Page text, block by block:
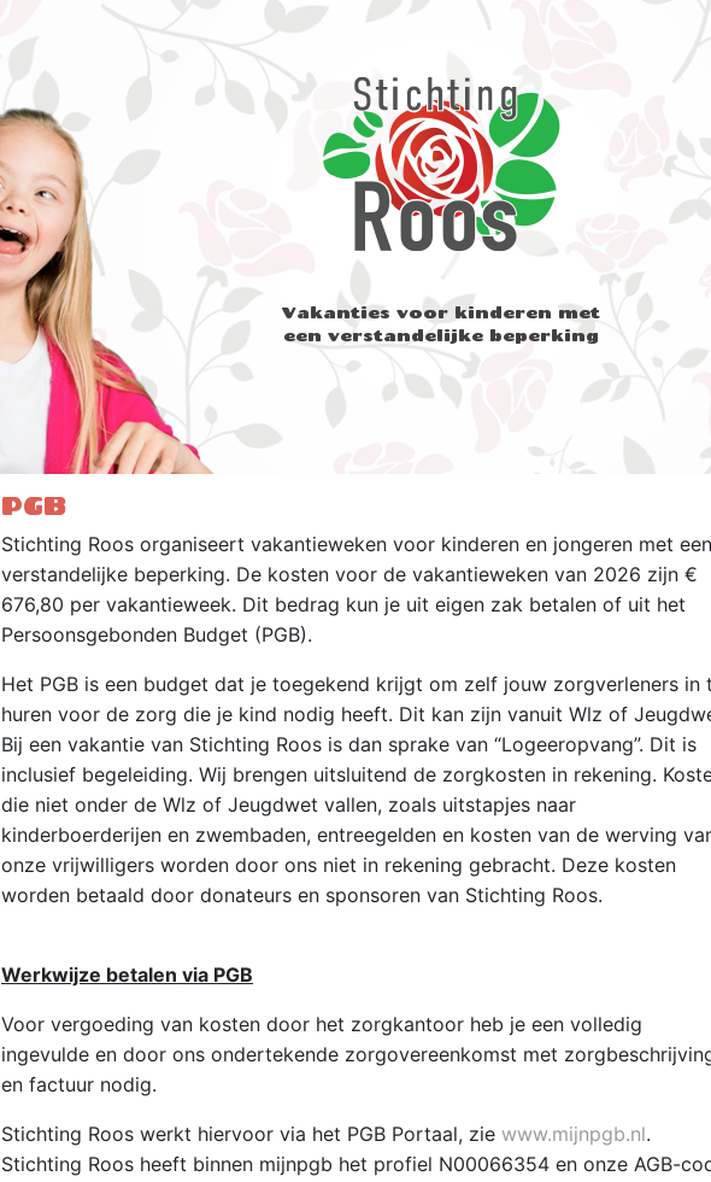
Vakanties voor kinderen met
een verstandelijke beperking
PGB
Stichting Roos organiseert vakantieweken voor kinderen en jongeren met een
verstandelijke beperking. De kosten voor de vakantieweken van 2026 zijn €
676,80 per vakantieweek. Dit bedrag kun je uit eigen zak betalen of uit het
Persoonsgebonden Budget (PGB).
Het PGB is een budget dat je toegekend krijgt om zelf jouw zorgverleners in
huren voor de zorg die je kind nodig heeft. Dit kan zijn vanuit Wlz of
Bij een vakantie van Stichting Roos is dan sprake van “Logeeropvang”. Dit is
inclusief begeleiding. Wij brengen uitsluitend de zorgkosten in rekening.
die niet onder de Wlz of Jeugdwet vallen, zoals uitstapjes naar
kinderboerderijen en zwembaden, entreegelden en kosten van de werving
onze vrijwilligers worden door ons niet in rekening gebracht. Deze kosten
worden betaald door donateurs en sponsoren van Stichting Roos.
Werkwijze betalen via PGB
Voor vergoeding van kosten door het zorgkantoor heb je een volledig
ingevulde en door ons ondertekende zorgovereenkomst met
en factuur nodig.
Stichting Roos werkt hiervoor via het PGB Portaal, zie www.mijnpgb.nl.
Stichting Roos heeft binnen mijnpgb het profiel N00066354 en onze AGB-